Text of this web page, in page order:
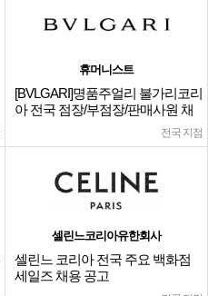
휴머니스트
[BVLGARI]명품주얼리 불가리코리
아 전국 점장/부점장/판매사원 채
전국 지점
셀린느코리아유한회사
셀린느 코리아 전국 주요 백화점
세일즈 채용 공고